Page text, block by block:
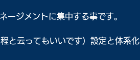
ージメントに集中する事です。
と云ってもいいです）設定と体系化